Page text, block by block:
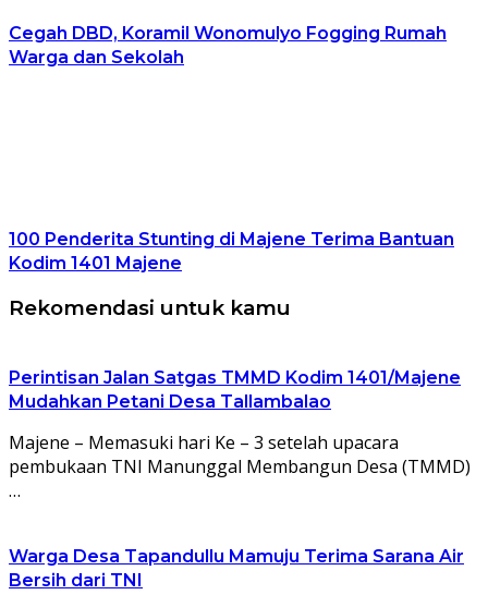
Cegah DBD, Koramil Wonomulyo Fogging Rumah
Warga dan Sekolah
100 Penderita Stunting di Majene Terima Bantuan
Kodim 1401 Majene
Rekomendasi untuk kamu
Perintisan Jalan Satgas TMMD Kodim 1401/Majene
Mudahkan Petani Desa Tallambalao
Majene – Memasuki hari Ke – 3 setelah upacara
pembukaan TNI Manunggal Membangun Desa (TMMD)
…
Warga Desa Tapandullu Mamuju Terima Sarana Air
Bersih dari TNI